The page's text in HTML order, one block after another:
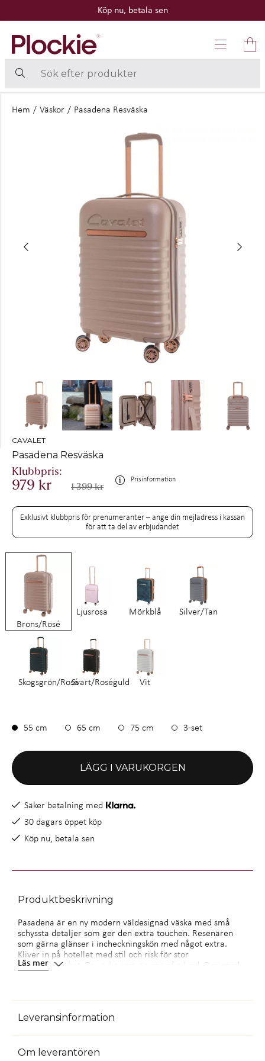
Köp nu, betala sen
Hem / Väskor / Pasadena Resväska
CAVALET
Pasadena Resväska
979 kr 1 399 kr
Prisinformation
Exklusivt klubbpris för prenumeranter – ange din mejladress i kassan
för att ta del av erbjudandet
Brons/Rosé
Ljusrosa Mörkblå Silver/Tan
Skogsgrön/RoséSvart/Roséguld Vit
55 cm 65 cm 75 cm 3-set
LÄGG I VARUKORGEN
Säker betalning med
30 dagars öppet köp
Köp nu, betala sen
Produktbeskrivning
Pasadena är en ny modern väldesignad väska med små
schyssta detaljer som ger den extra touchen. Resenären
som gärna glänser i incheckningskön med något extra.
Kliver in på hotellet med stil och risk för stor
uppmärksamhet. En väska som är one of a kind. Designed
färgkombinationer. Detaljer som nätficka och fack för
kläder som ligger säkert på plats. Helt integrerat
teleskophandtag. Fast TSA-lås som är inbyggt.
Läs mer
Leveransinformation
Om leverantören